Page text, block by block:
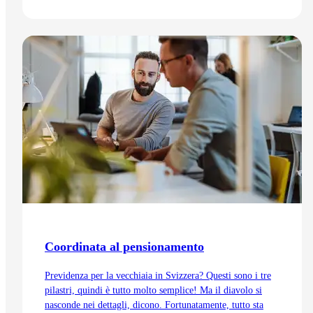
Vai all'articolo
Coordinata al pensionamento
Previdenza per la vecchiaia in Svizzera? Questi sono i tre
pilastri, quindi è tutto molto semplice! Ma il diavolo si
nasconde nei dettagli, dicono. Fortunatamente, tutto sta